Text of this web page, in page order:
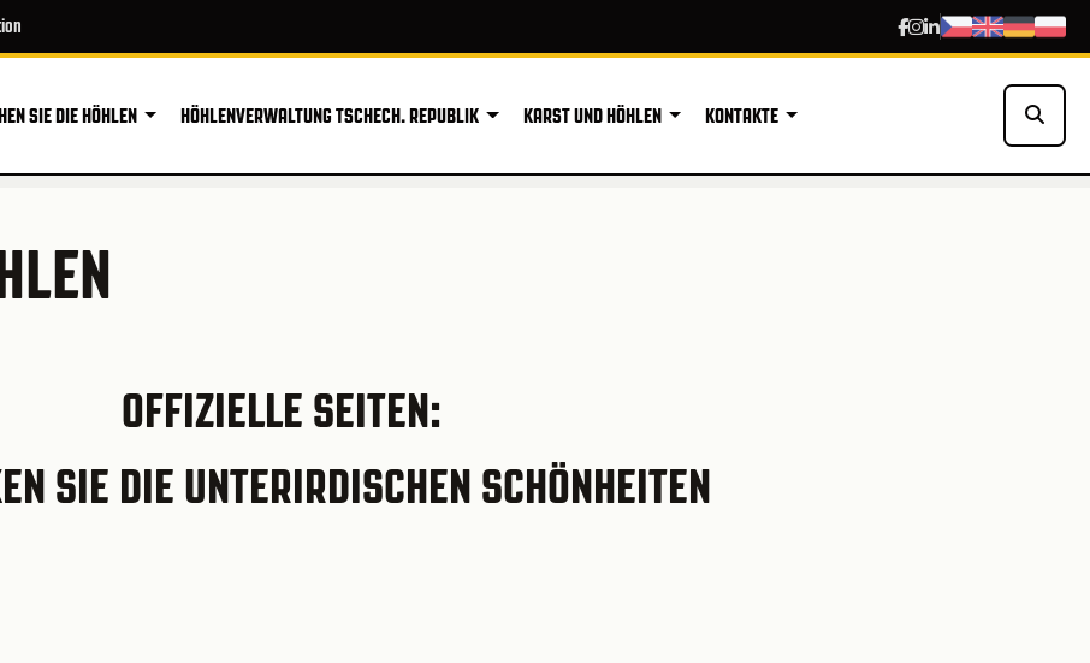
SIE DIE HÖHLEN HÖHLENVERWALTUNG TSCHECH. REPUBLIK KARST UND HÖHLEN KONTAKTE
OFFIZIELLE SEITEN:
SIE DIE UNTERIRDISCHEN SCHÖNHEITEN